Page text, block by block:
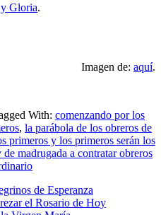
Gloria.
Imagen de: aquí.
With: comenzando por los
, la parábola de los obreros de
primeros y los primeros serán los
madrugada a contratar obreros